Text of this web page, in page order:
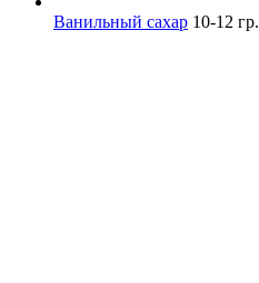
Ванильный сахар 10-12 гр.